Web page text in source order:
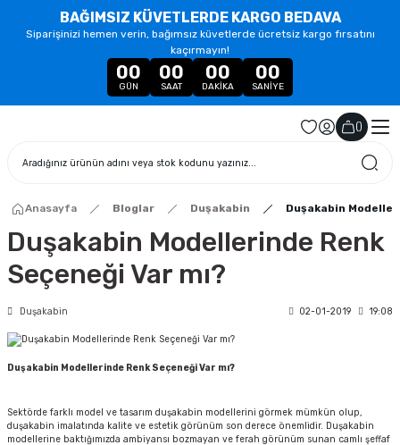
BAĞIMSIZ KÜVETLERDE KARGO BEDAVA
Siparişinizi hemen verin, bağımsız küvetlerde ücretsiz kargo fırsatını
kaçırmayın!
00
GÜN
00
SAAT
00
DAKIKA
00
SANIYE
()
Anasayfa Bloglar Duşakabin Duşakabin
Duşakabin Modellerinde Renk
Seçeneği Var mı?
Duşakabin 02-01-2019 19:08
Duşakabin Modellerinde Renk Seçeneği Var mı?
Sektörde farklı model ve tasarım duşakabin modellerini görmek mümkün olup,
duşakabin imalatında kalite ve estetik görünüm son derece önemlidir. Duşakabin
modellerine baktığımızda ambiyansı bozmayan ve ferah görünüm sunan camlı şeffaf